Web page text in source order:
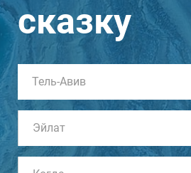
сказку
Тель-Авив
Эйлат
Ваши пожелания